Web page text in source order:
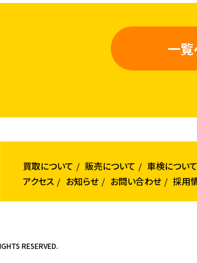
一覧
買取について 販売について 車検について
アクセス
お知らせ お問い合わせ 採用
RESERVED.